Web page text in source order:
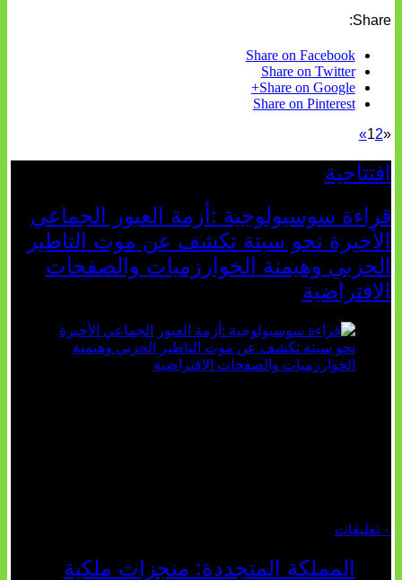
Share:
Share on Facebook
Share on Twitter
Share on Google+
Share on Pinterest
12
»
افتتاحية
قراءة سوسيولوجية :أزمة العبور الجماعي
الأخيرة نحو سبتة تكشف عن موت التاطير
الحزبي وهيمنة الخوارزميات والصفحات
الافتراضية
المملكة المتجددة: منجزات ملكية